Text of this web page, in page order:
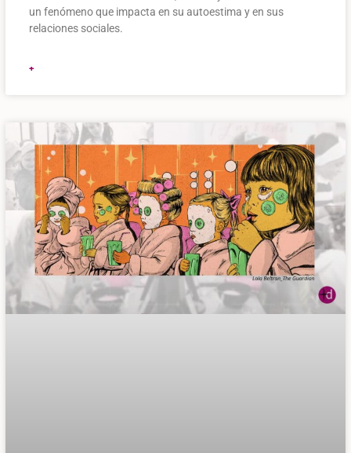
un fenómeno que impacta en su autoestima y en sus
relaciones sociales.
+